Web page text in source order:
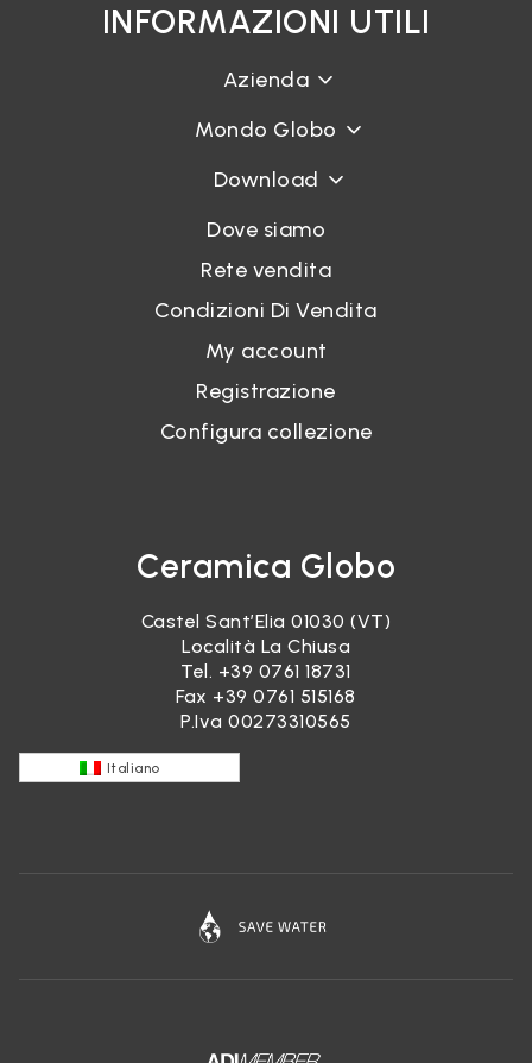
INFORMAZIONI UTILI
Azienda
Mondo Globo
Download
Dove siamo
Rete vendita
Condizioni Di Vendita
My account
Registrazione
Configura collezione
Ceramica Globo
Castel Sant’Elia 01030 (VT)
Località La Chiusa
Tel. +39 0761 18731
Fax +39 0761 515168
P.Iva 00273310565
Italiano